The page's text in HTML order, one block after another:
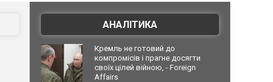
АНАЛІТИКА
Кремль не готовий до
компромісів і прагне досягти
своїх цілей війною, - Foreign
Affairs